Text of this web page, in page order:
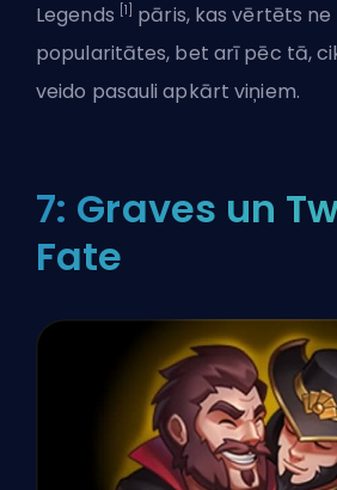
Legends [1]
pāris, kas vērtēts
popularitātes, bet arī pēc tā,
veido pasauli apkārt viņiem.
7: Graves un
Fate